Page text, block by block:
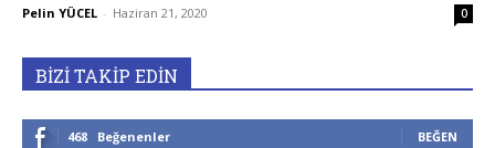
Pelin YÜCEL - Haziran 21, 2020 0
BİZİ TAKİP EDİN
468 Beğenenler BEĞEN